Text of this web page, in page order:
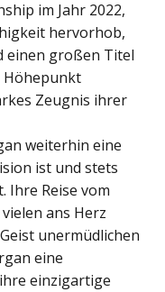
im Jahr 2022,
hervorhob,
einen großen Titel
Höhepunkt
Zeugnis ihrer
weiterhin eine
ist und stets
Ihre Reise vom
ans Herz
unermüdlichen
eine
einzigartige